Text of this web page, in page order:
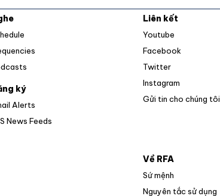
ký
Alerts
News Feeds
Liên kết
Youtube
Facebook
Twitter
Instagram
Gửi tin cho chúng tôi
Về RFA
Sứ mệnh
Nguyên tắc sử dụng